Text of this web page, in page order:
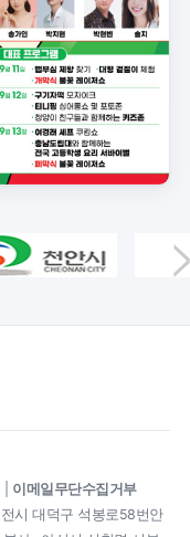
이메일무단수집거부
시 대덕구 석봉로58번안